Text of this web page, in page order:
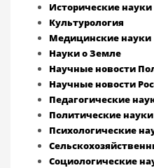
Исторические науки
Культурология
Медицинские науки
Науки о Земле
Научные новости
Научные новости
Педагогические
Политические науки
Психологические
Социологические